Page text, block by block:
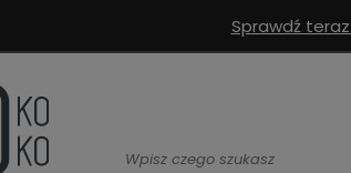
Sprawdź